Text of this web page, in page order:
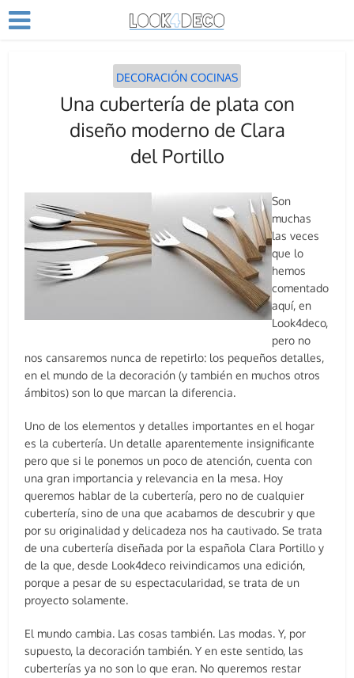
DECORACIÓN COCINAS
Una cubertería de plata con
diseño moderno de Clara
del Portillo
Son
muchas
las veces
que lo
hemos
comentado
aquí, en
Look4deco,
pero no
nos cansaremos nunca de repetirlo: los pequeños detalles,
en el mundo de la decoración (y también en muchos otros
ámbitos) son lo que marcan la diferencia.
Uno de los elementos y detalles importantes en el hogar
es la cubertería. Un detalle aparentemente insignificante
pero que si le ponemos un poco de atención, cuenta con
una gran importancia y relevancia en la mesa. Hoy
queremos hablar de la cubertería, pero no de cualquier
cubertería, sino de una que acabamos de descubrir y que
por su originalidad y delicadeza nos ha cautivado. Se trata
de una cubertería diseñada por la española Clara Portillo y
de la que, desde Look4deco reivindicamos una edición,
porque a pesar de su espectacularidad, se trata de un
proyecto solamente.
El mundo cambia. Las cosas también. Las modas. Y, por
supuesto, la decoración también. Y en este sentido, las
cuberterías ya no son lo que eran. No queremos restar